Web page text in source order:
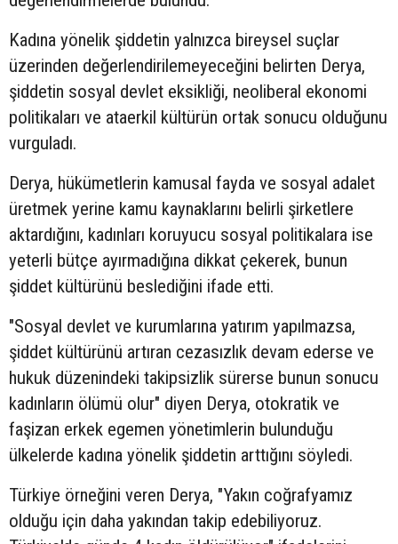
Kadına yönelik şiddetin yalnızca bireysel suçlar
üzerinden değerlendirilemeyeceğini belirten Derya,
şiddetin sosyal devlet eksikliği, neoliberal ekonomi
politikaları ve ataerkil kültürün ortak sonucu olduğunu
vurguladı.
Derya, hükümetlerin kamusal fayda ve sosyal adalet
üretmek yerine kamu kaynaklarını belirli şirketlere
aktardığını, kadınları koruyucu sosyal politikalara ise
yeterli bütçe ayırmadığına dikkat çekerek, bunun
şiddet kültürünü beslediğini ifade etti.
"Sosyal devlet ve kurumlarına yatırım yapılmazsa,
şiddet kültürünü artıran cezasızlık devam ederse ve
hukuk düzenindeki takipsizlik sürerse bunun sonucu
kadınların ölümü olur" diyen Derya, otokratik ve
faşizan erkek egemen yönetimlerin bulunduğu
ülkelerde kadına yönelik şiddetin arttığını söyledi.
Türkiye örneğini veren Derya, "Yakın coğrafyamız
olduğu için daha yakından takip edebiliyoruz.